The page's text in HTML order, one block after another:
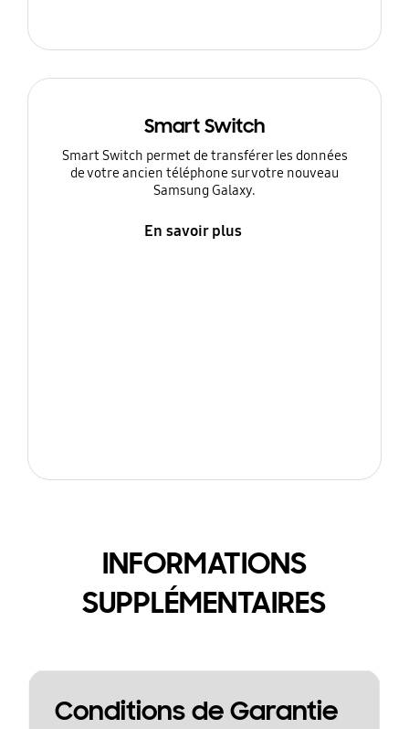
Smart Switch
Smart Switch permet de transférer les données
de votre ancien téléphone sur votre nouveau
Samsung Galaxy.
En savoir plus
INFORMATIONS
SUPPLÉMENTAIRES
Conditions de Garantie